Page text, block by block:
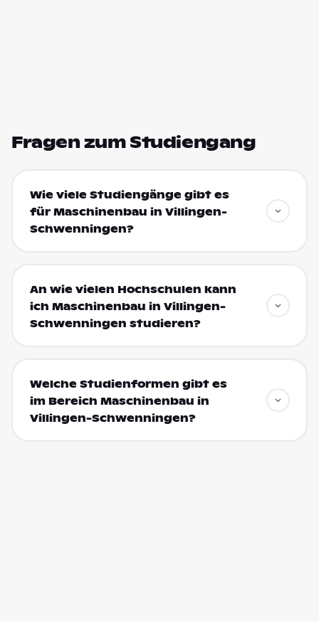
Fragen zum Studiengang
Wie viele Studiengänge gibt es
für Maschinenbau in Villingen-
Schwenningen?
An wie vielen Hochschulen kann
ich Maschinenbau in Villingen-
Schwenningen studieren?
Welche Studienformen gibt es
im Bereich Maschinenbau in
Villingen-Schwenningen?